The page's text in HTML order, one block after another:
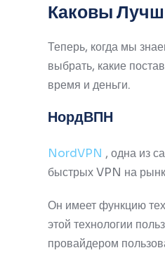
Каковы
Теперь, когда мы
выбрать, какие
время и деньги.
НордВПН
NordVPN , одна из
быстрых VPN на
Он имеет функцию
этой технологии
провайдером